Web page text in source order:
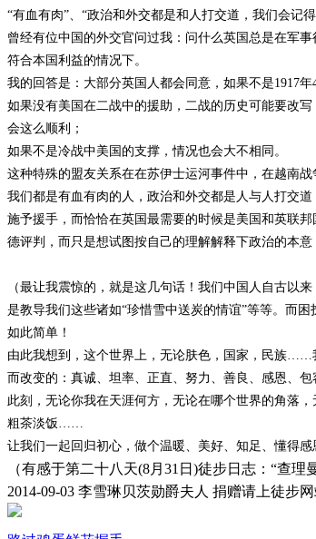
“有血有肉”、“政治和外交都是和人打交道，我们会
曾经有位中国的外交官问过我：问什么英国总是在军
符合本国利益的情况下。
我的回答是：大部分英国人都会同意，如果不是1917
如果没有美国在二战中的援助，二战的历史可能要改
会这么顺利；
如果不是冷战中美国的支撑，情况也会大不相同。
这种特殊的盟友关系在在苏伊士运河事件中，在越南
我们都是有血有肉的人，政治和外交都是人与人打交
施予援手，而恰恰在英国最需要的时候是美国和英联
德评判，而只是想试图按自己的理解解释下政治的本
（最让我震惊的，就是这几句话！我们中国人自古以
是教导我们这些诸如“珍惜雪中送炭的情谊”等等。而
如此简单！
由此我想到，这个世界上，无论肤色，国家，民族
而改变的：真诚、坦率、正直、努力、善良、感恩、
此刻，无论你我在天涯何方，无论在哪个世界的角落
粗茶淡饭……
让我们一起回归初心，做个温暖、美好、知足、懂得感
（有感于第二十八天(8月31日)徒步日志：“查理
2014-09-03 李雪琳贝茨勋爵夫人 捐赠请上徒步网